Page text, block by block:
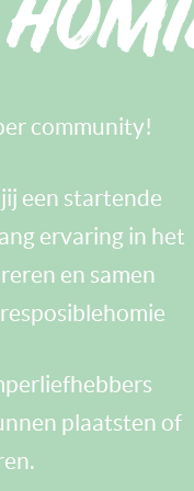
community!
een startende
ervaring in het
en samen
plaatsten of